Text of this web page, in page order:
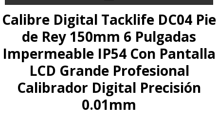
Inicio
Alimentación
Blog
Deportes
Calibre Digital Tacklife DC04 Pie
de Rey 150mm 6 Pulgadas
Impermeable IP54 Con Pantalla
LCD Grande Profesional
Calibrador Digital Precisión
0.01mm